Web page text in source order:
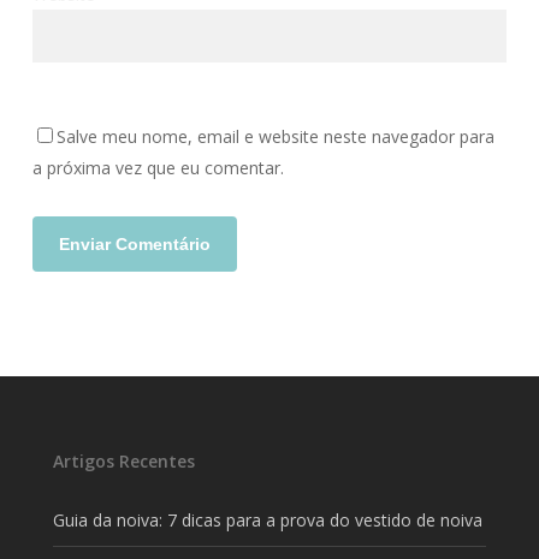
Salve meu nome, email e website neste navegador para
a próxima vez que eu comentar.
Artigos Recentes
Guia da noiva: 7 dicas para a prova do vestido de noiva